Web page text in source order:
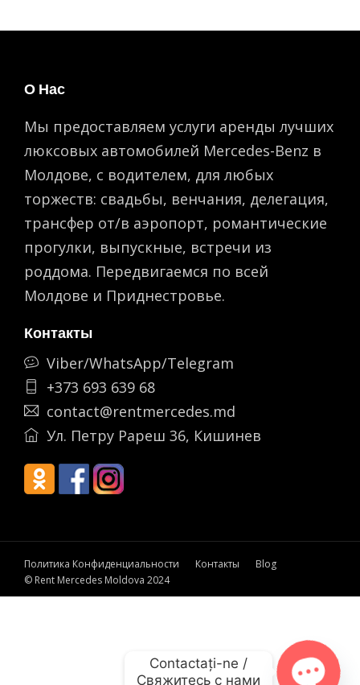
О Нас
Мы предоставляем услуги аренды лучших
люксовых автомобилей Mercedes-Benz в
Молдове, с водителем, для любых
торжеств: свадьбы, венчания, делегация,
трансфер от/в аэропорт, романтическиe
прогулки, выпускные, встречи из
роддома. Передвигаемся по всей
Молдове и Приднестровье.
Контакты
Viber/WhatsApp/Telegram
+373 693 639 68
contact@rentmercedes.md
Ул. Петру Рареш 36, Кишинев
Политика Конфиденциальности Контакты
Blog
© Rent Mercedes Moldova 2024
Contactați-ne /
Свяжитесь с нами